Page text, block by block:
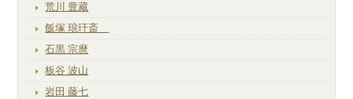
荒川 豊藏
飯塚 琅玕斎
石黒 宗麿
板谷 波山
岩田 藤七